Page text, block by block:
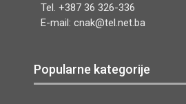
Tel. +387 36 326-336
E-mail: cnak@tel.net.ba
Popularne kategorije